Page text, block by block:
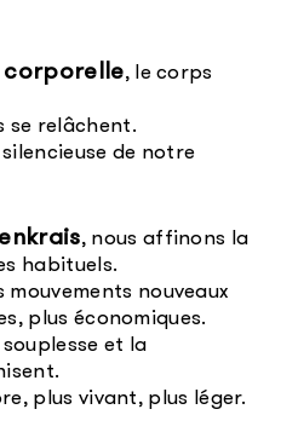
corporelle, le corps
se relâchent.
de notre
, nous affinons la
habituels.
mouvements nouveaux
plus économiques.
souplesse et la
plus vivant, plus léger.